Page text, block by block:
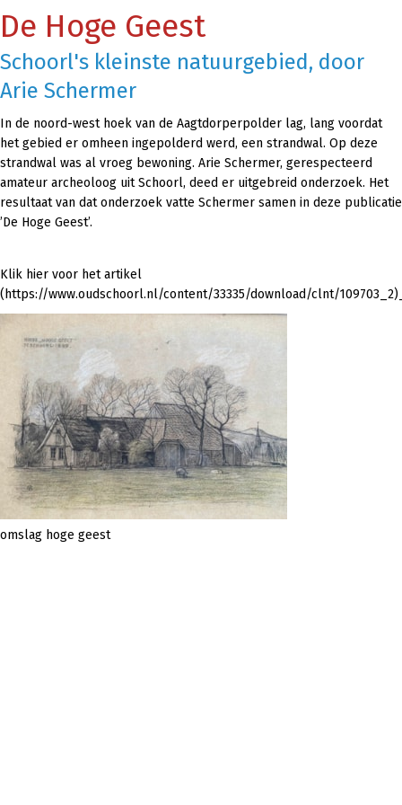
De Hoge Geest
Schoorl's kleinste natuurgebied, door
Arie Schermer
In de noord-west hoek van de Aagtdorperpolder lag, lang voordat
het gebied er omheen ingepolderd werd, een strandwal. Op deze
strandwal was al vroeg bewoning. Arie Schermer, gerespecteerd
amateur archeoloog uit Schoorl, deed er uitgebreid onderzoek. Het
resultaat van dat onderzoek vatte Schermer samen in deze publicatie
’De Hoge Geest’.
Klik hier voor het artikel
(https://www.oudschoorl.nl/content/33335/download/clnt/
omslag hoge geest